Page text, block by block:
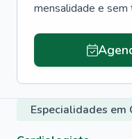
mensalidade e sem
Especialidades em